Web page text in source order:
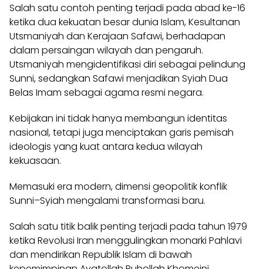
Salah satu contoh penting terjadi pada abad ke-16
ketika dua kekuatan besar dunia Islam, Kesultanan
Utsmaniyah dan Kerajaan Safawi, berhadapan
dalam persaingan wilayah dan pengaruh.
Utsmaniyah mengidentifikasi diri sebagai pelindung
Sunni, sedangkan Safawi menjadikan Syiah Dua
Belas Imam sebagai agama resmi negara.
Kebijakan ini tidak hanya membangun identitas
nasional, tetapi juga menciptakan garis pemisah
ideologis yang kuat antara kedua wilayah
kekuasaan.
Memasuki era modern, dimensi geopolitik konflik
Sunni–Syiah mengalami transformasi baru.
Salah satu titik balik penting terjadi pada tahun 1979
ketika Revolusi Iran menggulingkan monarki Pahlavi
dan mendirikan Republik Islam di bawah